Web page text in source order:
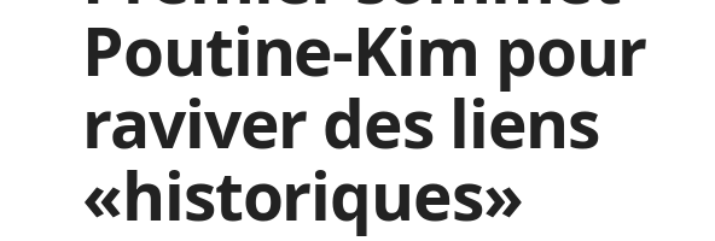
Poutine-Kim pour
raviver des liens
«historiques»